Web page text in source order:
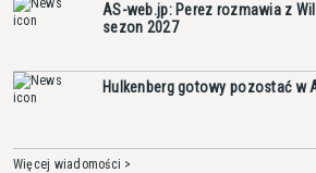
AS-web.jp: Perez rozmawia z
sezon 2027
Hulkenberg gotowy pozostać w
Więcej wiadomości >